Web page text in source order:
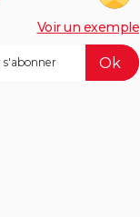
Voir un exemple